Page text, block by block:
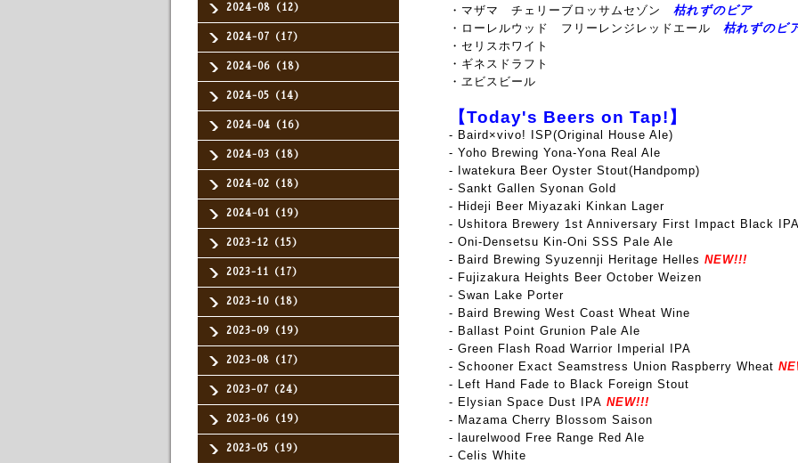
2024-08（12）
2024-07（17）
2024-06（18）
2024-05（14）
2024-04（16）
2024-03（18）
2024-02（18）
2024-01（19）
2023-12（15）
2023-11（17）
2023-10（18）
2023-09（19）
2023-08（17）
2023-07（24）
2023-06（19）
2023-05（19）
・マザマ チェリーブロッサムセゾン
枯れずのビア
・ローレルウッド フリーレンジレッドエール 枯れずのビ
・セリスホワイト
・ギネスドラフト
・ヱビスビール
【Today's Beers on Tap!】
- Baird×vivo! ISP(Original House Ale)
- Yoho Brewing Yona-Yona Real Ale
- Iwatekura Beer Oyster Stout(Handpomp)
- Sankt Gallen Syonan Gold
- Hideji Beer Miyazaki Kinkan Lager
- Ushitora Brewery 1st Anniversary First Impact Black IPA
- Oni-Densetsu Kin-Oni SSS Pale Ale
- Baird Brewing Syuzennji Heritage Helles NEW!!!
- Fujizakura Heights Beer October Weizen
- Swan Lake Porter
- Baird Brewing West Coast Wheat Wine
- Ballast Point Grunion Pale Ale
- Green Flash Road Warrior Imperial IPA
- Schooner Exact Seamstress Union Raspberry Wheat
- Left Hand Fade to Black Foreign Stout
- Elysian Space Dust IPA NEW!!!
- Mazama Cherry Blossom Saison
- laurelwood Free Range Red Ale
- Celis White